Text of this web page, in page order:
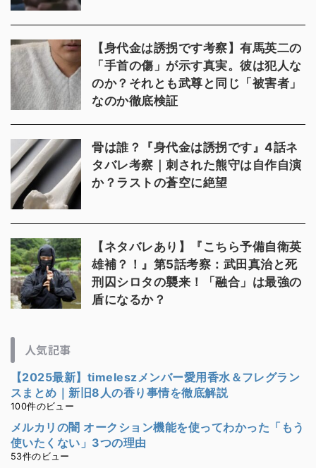
【身代金は誘拐です考察】有馬英二の
「手首の傷」が示す真実。彼は犯人な
のか？それとも武尊と同じ「被害者」
なのか徹底検証
骨は誰？『身代金は誘拐です』4話ネ
タバレ考察｜刺された熊守は自作自演
か？ラストの蒼空に絶望
【ネタバレあり】『こちら予備自衛英
雄補？！』第5話考察：武田真治と死
刑囚シロタの襲来！「融合」は最強の
盾になるか？
人気記事
【2025最新】timeleszメンバー愛用香水＆フレグラン
スまとめ｜新旧8人の香り事情を徹底解説
100件のビュー
メルカリの闇 オークション機能を使ってわかった「もう
使いたくない」3つの理由
53件のビュー